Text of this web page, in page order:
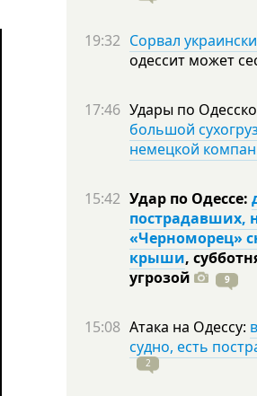
19:32 Сорвал
одессит может
17:46 Удары по
большой
немецкой
15:42 Удар по Одессе:
пострадавших,
«Черноморец»
крыши,
угрозой
9
15:08 Атака на Одессу:
судно, есть
2